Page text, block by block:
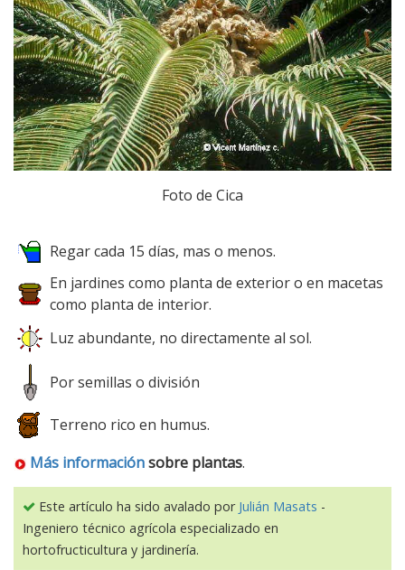
Foto de Cica
Regar cada 15 días, mas o menos.
En jardines como planta de exterior o en macetas
como planta de interior.
Luz abundante, no directamente al sol.
Por semillas o división
Terreno rico en humus.
Más informaciónsobre plantas.
Este artículo ha sido avalado por Julián Masats -
Ingeniero técnico agrícola especializado en
hortofructicultura y jardinería.